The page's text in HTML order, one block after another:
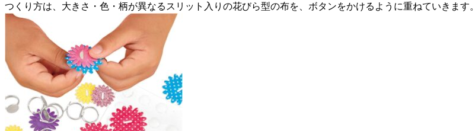
つくり方は、大きさ・色・柄が異なるスリット入りの花びら型の布を、ボタンをかけるように重ねていきます。